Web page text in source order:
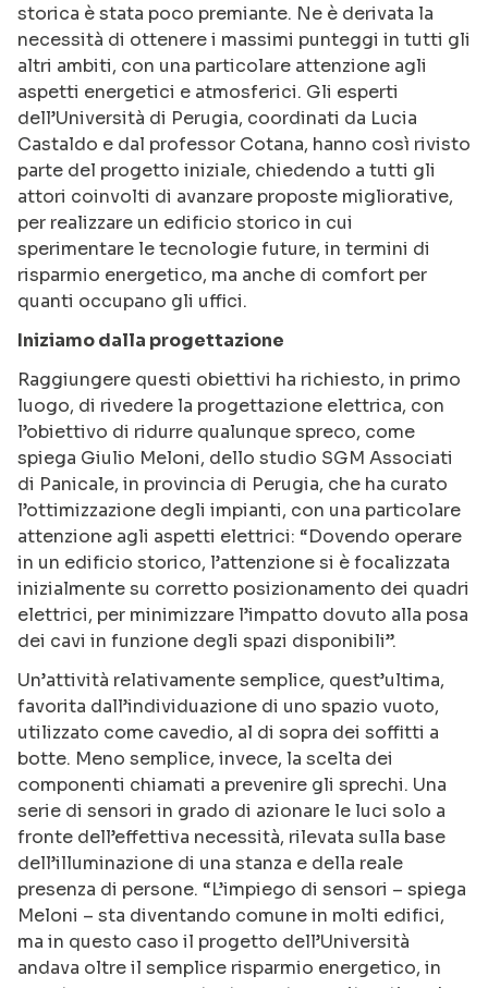
storica è stata poco premiante. Ne è derivata la
necessità di ottenere i massimi punteggi in tutti gli
altri ambiti, con una particolare attenzione agli
aspetti energetici e atmosferici. Gli esperti
dell’Università di Perugia, coordinati da Lucia
Castaldo e dal professor Cotana, hanno così rivisto
parte del progetto iniziale, chiedendo a tutti gli
attori coinvolti di avanzare proposte migliorative,
per realizzare un edificio storico in cui
sperimentare le tecnologie future, in termini di
risparmio energetico, ma anche di comfort per
quanti occupano gli uffici.
Iniziamo dalla progettazione
Raggiungere questi obiettivi ha richiesto, in primo
luogo, di rivedere la progettazione elettrica, con
l’obiettivo di ridurre qualunque spreco, come
spiega Giulio Meloni, dello studio SGM Associati
di Panicale, in provincia di Perugia, che ha curato
l’ottimizzazione degli impianti, con una particolare
attenzione agli aspetti elettrici: “Dovendo operare
in un edificio storico, l’attenzione si è focalizzata
inizialmente su corretto posizionamento dei quadri
elettrici, per minimizzare l’impatto dovuto alla posa
dei cavi in funzione degli spazi disponibili”.
Un’attività relativamente semplice, quest’ultima,
favorita dall’individuazione di uno spazio vuoto,
utilizzato come cavedio, al di sopra dei soffitti a
botte. Meno semplice, invece, la scelta dei
componenti chiamati a prevenire gli sprechi. Una
serie di sensori in grado di azionare le luci solo a
fronte dell’effettiva necessità, rilevata sulla base
dell’illuminazione di una stanza e della reale
presenza di persone. “L’impiego di sensori – spiega
Meloni – sta diventando comune in molti edifici,
ma in questo caso il progetto dell’Università
andava oltre il semplice risparmio energetico, in